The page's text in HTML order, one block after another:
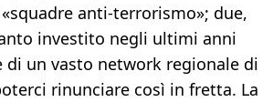
anti-terrorismo»; due,
investito negli ultimi anni
di un vasto network regionale di
rinunciare così in fretta. La